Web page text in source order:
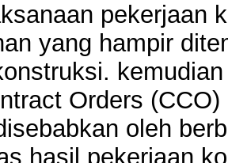
pekerjaan
yang hampir
Orders
oleh
hasil pekerjaan